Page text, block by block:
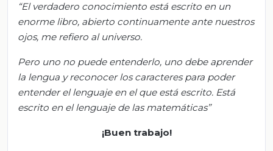
“El verdadero conocimiento está escrito en un
enorme libro, abierto continuamente ante nuestros
ojos, me refiero al universo.
Pero uno no puede entenderlo, uno debe aprender
la lengua y reconocer los caracteres para poder
entender el lenguaje en el que está escrito. Está
escrito en el lenguaje de las matemáticas”
¡Buen trabajo!